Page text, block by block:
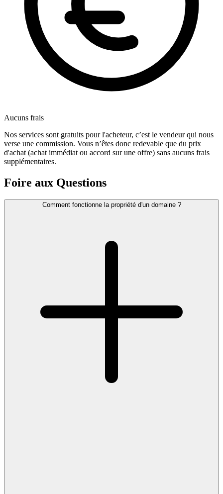
Aucuns frais
Nos services sont gratuits pour l'acheteur, c’est le vendeur qui nous
verse une commission. Vous n’êtes donc redevable que du prix
d'achat (achat immédiat ou accord sur une offre) sans aucuns frais
supplémentaires.
Foire aux Questions
Comment fonctionne la propriété d'un domaine ?